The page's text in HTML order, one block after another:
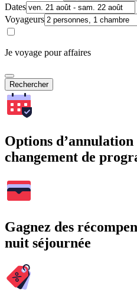
Dates
Voyageurs
Je voyage pour affaires
Rechercher
Options
changement de
Gagnez des
nuit séjournée